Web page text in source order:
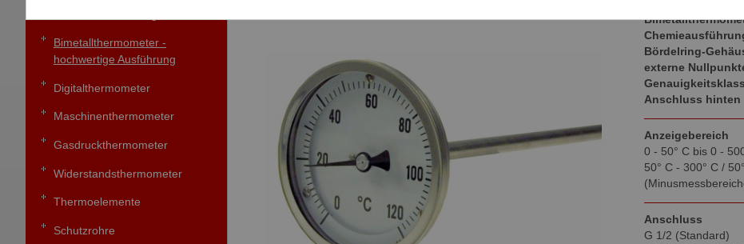
Bimetallthermometer -
hochwertige Ausführung
Digitalthermometer
Maschinenthermometer
Gasdruckthermometer
Widerstandsthermometer
Thermoelemente
Schutzrohre
Bördelring-
externe
Anschluss hinten
Anzeigebereich
0 - 50° C bis 0 -
50° C - 300° C /
Anschluss
G 1/2 (Standard)